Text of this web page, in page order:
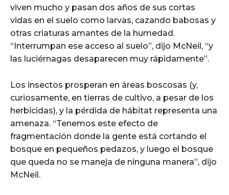
viven mucho y pasan dos años de sus cortas
vidas en el suelo como larvas, cazando babosas y
otras criaturas amantes de la humedad.
“Interrumpan ese acceso al suelo”, dijo McNeil, “y
las luciérnagas desaparecen muy rápidamente”.
Los insectos prosperan en áreas boscosas (y,
curiosamente, en tierras de cultivo, a pesar de los
herbicidas), y la pérdida de hábitat representa una
amenaza. “Tenemos este efecto de
fragmentación donde la gente está cortando el
bosque en pequeños pedazos, y luego el bosque
que queda no se maneja de ninguna manera”, dijo
McNeil.